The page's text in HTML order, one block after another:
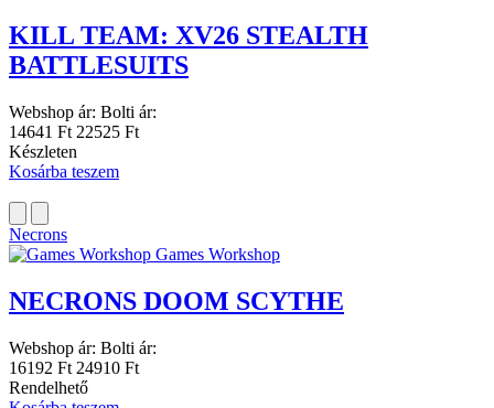
KILL TEAM: XV26 STEALTH
BATTLESUITS
Webshop ár: Bolti ár:
14641 Ft 22525 Ft
Készleten
Kosárba teszem
Necrons
Games Workshop
NECRONS DOOM SCYTHE
Webshop ár: Bolti ár:
16192 Ft 24910 Ft
Rendelhető